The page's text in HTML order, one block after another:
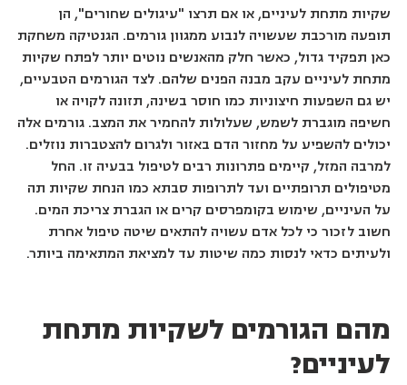
שקיות מתחת לעיניים, או אם תרצו "עיגולים שחורים", הן
תופעה מורכבת שעשויה לנבוע ממגוון גורמים. הגנטיקה משחקת
כאן תפקיד גדול, כאשר חלק מהאנשים נוטים יותר לפתח שקיות
מתחת לעיניים עקב מבנה הפנים שלהם. לצד הגורמים הטבעיים,
יש גם השפעות חיצוניות כמו חוסר בשינה, תזונה לקויה או
חשיפה מוגברת לשמש, שעלולות להחמיר את המצב. גורמים אלה
יכולים להשפיע על מחזור הדם באזור ולגרום להצטברות נוזלים.
למרבה המזל, קיימים פתרונות רבים לטיפול בבעיה זו. החל
מטיפולים תרופתיים ועד לתרופות סבתא כמו הנחת שקיות תה
על העיניים, שימוש בקומפרסים קרים או הגברת צריכת המים.
חשוב לזכור כי לכל אדם עשויה להתאים שיטה טיפול אחרת
ולעיתים כדאי לנסות כמה שיטות עד למציאת המתאימה ביותר.
מהם הגורמים לשקיות מתחת
לעיניים?